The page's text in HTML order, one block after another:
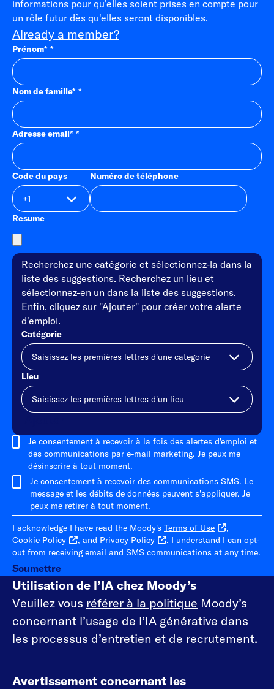
informations pour qu'elles soient prises en compte pour
un rôle futur dès qu'elles seront disponibles.
Already a member?
Prénom*
Nom de famille*
Adresse email*
Code du pays Numéro de téléphone
Resume
Recherchez une catégorie et sélectionnez-la dans la
liste des suggestions. Recherchez un lieu et
sélectionnez-en un dans la liste des suggestions.
Enfin, cliquez sur "Ajouter" pour créer votre alerte
d'emploi.
Catégorie
Lieu
Je consentement à recevoir à la fois des alertes d'emploi et
des communications par e-mail marketing. Je peux me
désinscrire à tout moment.
Je consentement à recevoir des communications SMS. Le
message et les débits de données peuvent s'appliquer. Je
peux me retirer à tout moment.
I acknowledge I have read the Moody's Terms of Use
,
Cookie Policy
, and Privacy Policy
. I understand I can opt-
out from receiving email and SMS communications at any time.
Soumettre
Utilisation de l’IA chez Moody’s
Veuillez vous référer à la politique Moody’s
concernant l’usage de l’IA générative dans
les processus d’entretien et de recrutement.
Avertissement concernant les